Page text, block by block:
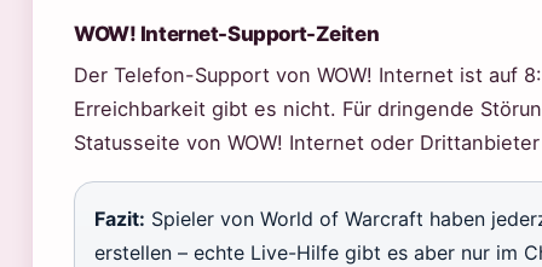
WOW! Internet-Support-Zeiten
Der Telefon-Support von WOW! Internet ist auf
Erreichbarkeit gibt es nicht. Für dringende
Statusseite von WOW! Internet oder
Fazit: Spieler von World of Warcraft haben
erstellen – echte Live-Hilfe gibt es aber nur im